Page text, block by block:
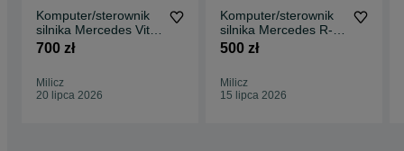
Komputer/sterownik
silnika Mercedes Vito
111 CDI
700 zł
Milicz
20 lipca 2026
Komputer/sterownik
silnika Mercedes R-
Klasa 3.0 CDI
500 zł
Milicz
15 lipca 2026